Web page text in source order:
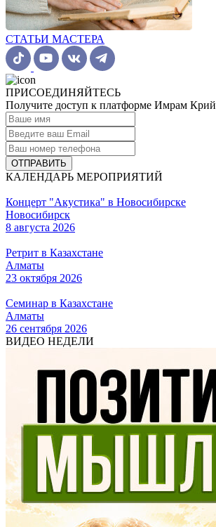
СТАТЬИ МАСТЕРА
ПРИСОЕДИНЯЙТЕСЬ
Получите доступ к платформе Имрам
ОТПРАВИТЬ
КАЛЕНДАРЬ МЕРОПРИЯТИЙ
Концерт "Акустика" в Новосибирске
Новосибирск
8 августа 2026
Ретрит в Казахстане
Алматы
23 октября 2026
Семинар в Казахстане
Алматы
26 сентября 2026
ВИДЕО НЕДЕЛИ